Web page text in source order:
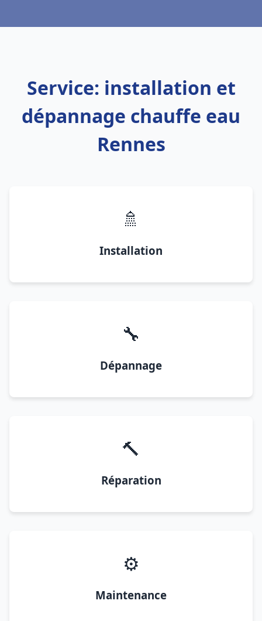
Service: installation et
dépannage chauffe eau
Rennes
🚿
Installation
🔧
Dépannage
🔨
Réparation
⚙️
Maintenance